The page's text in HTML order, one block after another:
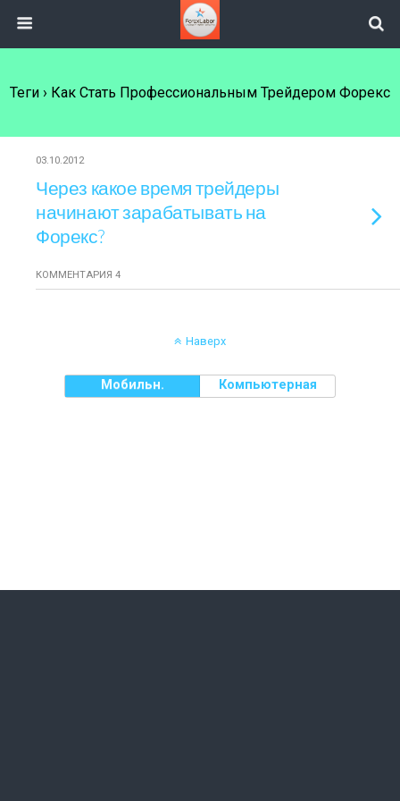
Теги › Как Стать Профессиональным Трейдером Форекс
03.10.2012
Через какое время трейдеры
начинают зарабатывать на
Форекс?
КОММЕНТАРИЯ 4
Наверх
Мобильн. Компьютерная